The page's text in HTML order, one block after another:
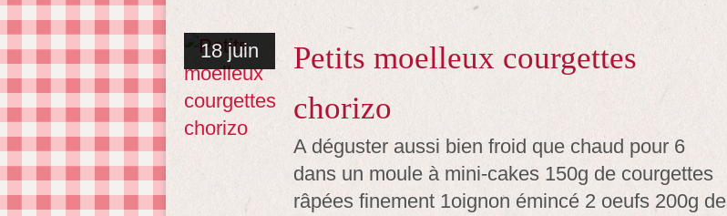
18 juin
Petits moelleux courgettes
chorizo
A déguster aussi bien froid que chaud pour 6
dans un moule à mini-cakes 150g de courgettes
râpées finement 1oignon émincé 2 oeufs 200g de